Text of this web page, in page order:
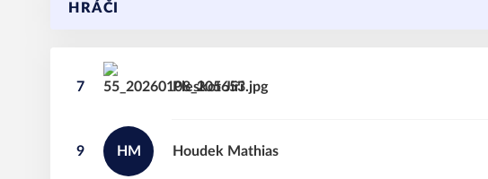
HRÁČI
7 Jiří
Pleskot
9 HM Mathias
Houdek